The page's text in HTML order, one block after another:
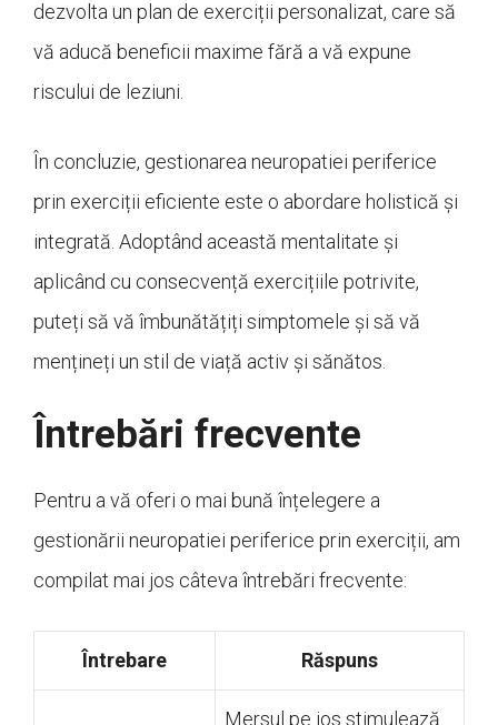
dezvolta un plan de exerciții personalizat, care să
vă aducă beneficii maxime fără a vă expune
riscului de leziuni.
În concluzie, gestionarea neuropatiei periferice
prin exerciții eficiente este o abordare holistică și
integrată. Adoptând această mentalitate și
aplicând cu consecvență exercițiile potrivite,
puteți să vă îmbunătățiți simptomele și să vă
mențineți un stil de viață activ și sănătos.
Întrebări frecvente
Pentru a vă oferi o mai bună înțelegere a
gestionării neuropatiei periferice prin exerciții, am
compilat mai jos câteva întrebări frecvente:
Întrebare Răspuns
Mersul pe jos stimulează